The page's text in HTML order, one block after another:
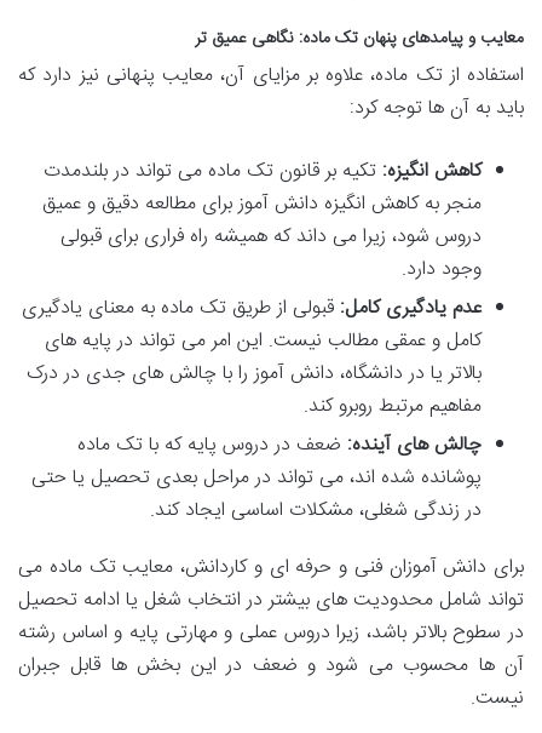
معایب و پیامدهای پنهان تک ماده: نگاهی عمیق تر
استفاده از تک ماده، علاوه بر مزایای آن، معایب پنهانی نیز دارد که
باید به آن ها توجه کرد:
کاهش انگیزه: تکیه بر قانون تک ماده می تواند در بلندمدت
منجر به کاهش انگیزه دانش آموز برای مطالعه دقیق و عمیق
دروس شود، زیرا می داند که همیشه راه فراری برای قبولی
وجود دارد.
عدم یادگیری کامل: قبولی از طریق تک ماده به معنای یادگیری
کامل و عمقی مطالب نیست. این امر می تواند در پایه های
بالاتر یا در دانشگاه، دانش آموز را با چالش های جدی در درک
مفاهیم مرتبط روبرو کند.
چالش های آینده: ضعف در دروس پایه که با تک ماده
پوشانده شده اند، می تواند در مراحل بعدی تحصیل یا حتی
در زندگی شغلی، مشکلات اساسی ایجاد کند.
برای دانش آموزان فنی و حرفه ای و کاردانش، معایب تک ماده می
تواند شامل محدودیت های بیشتر در انتخاب شغل یا ادامه تحصیل
در سطوح بالاتر باشد، زیرا دروس عملی و مهارتی پایه و اساس رشته
آن ها محسوب می شود و ضعف در این بخش ها قابل جبران
نیست.